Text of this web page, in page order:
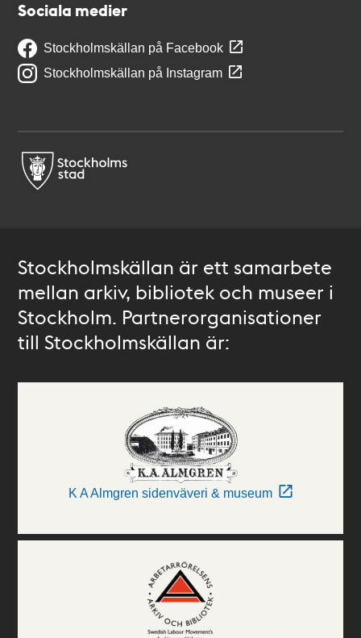
Sociala medier
Stockholmskällan på Facebook
Stockholmskällan på Instagram
Stockholmskällan är ett samarbete
mellan arkiv, bibliotek och museer i
Stockholm. Partnerorganisationer
till Stockholmskällan är:
K A Almgren sidenväveri & museum